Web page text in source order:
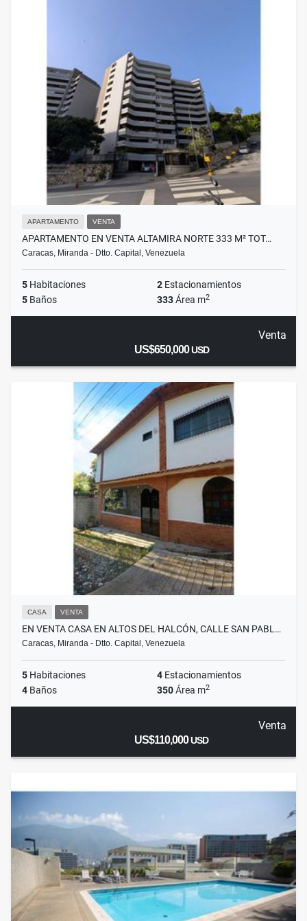
APARTAMENTO VENTA
APARTAMENTO EN VENTA ALTAMIRA NORTE 333 M² TOT…
Caracas, Miranda - Dtto. Capital, Venezuela
5 Habitaciones 2 Estacionamientos
5 Baños 333Área m2
Venta
US$650,000USD
CASA VENTA
EN VENTA CASA EN ALTOS DEL HALCÓN, CALLE SAN PABL…
Caracas, Miranda - Dtto. Capital, Venezuela
5 Habitaciones 4 Estacionamientos
4 Baños 350Área m2
Venta
US$110,000USD